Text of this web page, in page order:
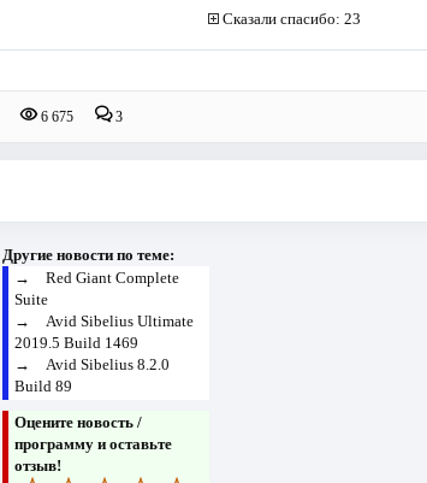
Сказали спасибо: 23
6 675 3
Другие новости по теме:
→ Red Giant Complete
Suite
→ Avid Sibelius Ultimate
2019.5 Build 1469
→ Avid Sibelius 8.2.0
Build 89
Оцените новость /
программу и оставьте
отзыв!